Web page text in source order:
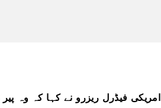
امریکی فیڈرل ریزرو نے کہا کہ وہ